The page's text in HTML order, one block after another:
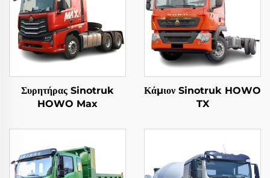
Συρητήρας Sinotruk
HOWO Max
Κάμιον Sinotruk HOWO
TX